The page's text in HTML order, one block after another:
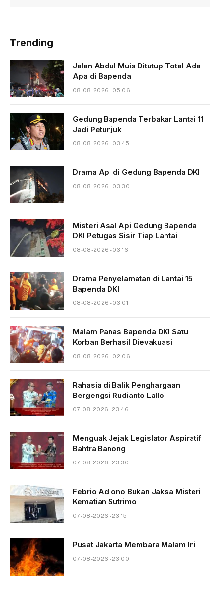
Trending
Jalan Abdul Muis Ditutup Total Ada
Apa di Bapenda
08-08-2026 - 05.06
Gedung Bapenda Terbakar Lantai 11
Jadi Petunjuk
08-08-2026 - 03.45
Drama Api di Gedung Bapenda DKI
08-08-2026 - 03.30
Misteri Asal Api Gedung Bapenda
DKI Petugas Sisir Tiap Lantai
08-08-2026 - 03.16
Drama Penyelamatan di Lantai 15
Bapenda DKI
08-08-2026 - 03.01
Malam Panas Bapenda DKI Satu
Korban Berhasil Dievakuasi
08-08-2026 - 02.06
Rahasia di Balik Penghargaan
Bergengsi Rudianto Lallo
07-08-2026 - 23.46
Menguak Jejak Legislator Aspiratif
Bahtra Banong
07-08-2026 - 23.30
Febrio Adiono Bukan Jaksa Misteri
Kematian Sutrimo
07-08-2026 - 23.15
Pusat Jakarta Membara Malam Ini
07-08-2026 - 23.00